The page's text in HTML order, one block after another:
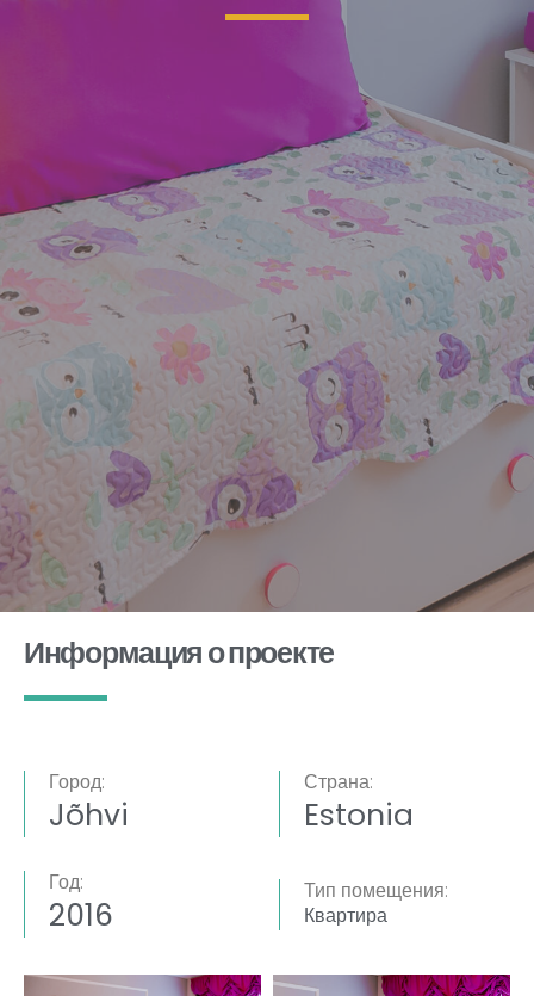
Информация о проекте
Город:
Jõhvi
Страна:
Estonia
Год:
2016
Тип помещения:
Квартира